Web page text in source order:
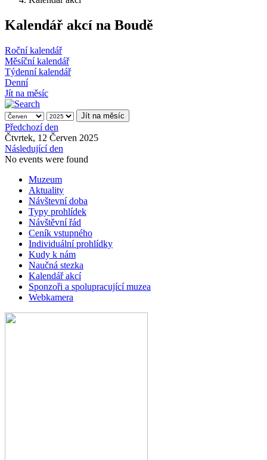
Kalendář akcí na Boudě
Roční kalendář
Měsíční kalendář
Týdenní kalendář
Denní
Jít na měsíc
Jít na měsíc
Předchozí den
Čtvrtek, 12 Červen 2025
Následující den
No events were found
Muzeum
Aktuality
Návštevní doba
Typy prohlídek
Návštěvní řád
Ceník vstupného
Individuální prohlídky
Kudy k nám
Naučná stezka
Kalendář akcí
Sponzoři a spolupracující muzea
Webkamera